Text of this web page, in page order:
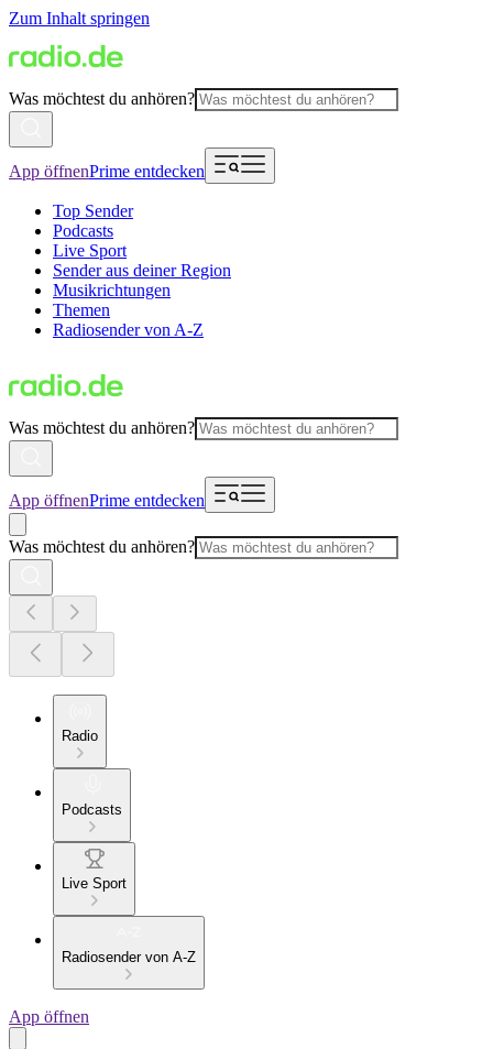
Zum Inhalt springen
Was möchtest du anhören?
App öffnenPrime entdecken
Top Sender
Podcasts
Live Sport
Sender aus deiner Region
Musikrichtungen
Themen
Radiosender von A-Z
Was möchtest du anhören?
App öffnenPrime entdecken
Was möchtest du anhören?
Radio
Podcasts
Live Sport
Radiosender von A-Z
App öffnen